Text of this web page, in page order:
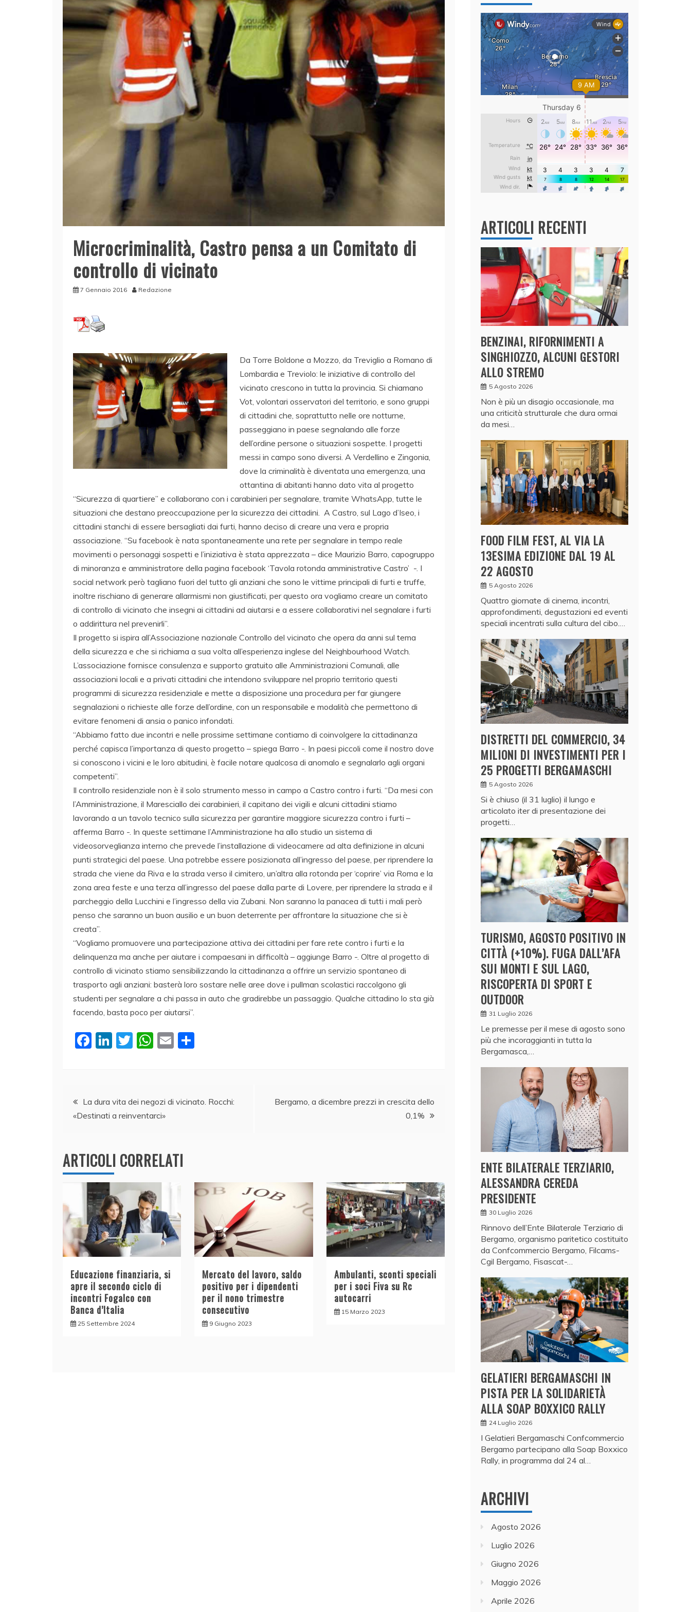
Microcriminalità, Castro pensa a un Comitato di
controllo di vicinato
7 Gennaio 2016 Redazione
Da Torre Boldone a Mozzo, da Treviglio a Romano di
Lombardia e Treviolo: le iniziative di controllo del
vicinato crescono in tutta la provincia. Si chiamano
Vot, volontari osservatori del territorio, e sono gruppi
di cittadini che, soprattutto nelle ore notturne,
passeggiano in paese segnalando alle forze
dell’ordine persone o situazioni sospette. I progetti
messi in campo sono diversi. A Verdellino e Zingonia,
dove la criminalità è diventata una emergenza, una
ottantina di abitanti hanno dato vita al progetto
“Sicurezza di quartiere” e collaborano con i carabinieri per segnalare, tramite WhatsApp, tutte le
situazioni che destano preoccupazione per la sicurezza dei cittadini. A Castro, sul Lago d’Iseo, i
cittadini stanchi di essere bersagliati dai furti, hanno deciso di creare una vera e propria
associazione. “Su facebook è nata spontaneamente una rete per segnalare in tempo reale
movimenti o personaggi sospetti e l’iniziativa è stata apprezzata – dice Maurizio Barro, capogruppo
di minoranza e amministratore della pagina facebook ‘Tavola rotonda amministrative Castro’ -. I
social network però tagliano fuori del tutto gli anziani che sono le vittime principali di furti e truffe,
inoltre rischiano di generare allarmismi non giustificati, per questo ora vogliamo creare un comitato
di controllo di vicinato che insegni ai cittadini ad aiutarsi e a essere collaborativi nel segnalare i furti
o addirittura nel prevenirli”.
Il progetto si ispira all’Associazione nazionale Controllo del vicinato che opera da anni sul tema
della sicurezza e che si richiama a sua volta all’esperienza inglese del Neighbourhood Watch.
L’associazione fornisce consulenza e supporto gratuito alle Amministrazioni Comunali, alle
associazioni locali e a privati cittadini che intendono sviluppare nel proprio territorio questi
programmi di sicurezza residenziale e mette a disposizione una procedura per far giungere
segnalazioni o richieste alle forze dell’ordine, con un responsabile e modalità che permettono di
evitare fenomeni di ansia o panico infondati.
“Abbiamo fatto due incontri e nelle prossime settimane contiamo di coinvolgere la cittadinanza
perché capisca l’importanza di questo progetto – spiega Barro -. In paesi piccoli come il nostro dove
si conoscono i vicini e le loro abitudini, è facile notare qualcosa di anomalo e segnalarlo agli organi
competenti”.
Il controllo residenziale non è il solo strumento messo in campo a Castro contro i furti. “Da mesi con
l’Amministrazione, il Maresciallo dei carabinieri, il capitano dei vigili e alcuni cittadini stiamo
lavorando a un tavolo tecnico sulla sicurezza per garantire maggiore sicurezza contro i furti –
afferma Barro -. In queste settimane l’Amministrazione ha allo studio un sistema di
videosorveglianza interno che prevede l’installazione di videocamere ad alta definizione in alcuni
punti strategici del paese. Una potrebbe essere posizionata all’ingresso del paese, per riprendere la
strada che viene da Riva e la strada verso il cimitero, un’altra alla rotonda per ‘coprire’ via Roma e la
zona area feste e una terza all’ingresso del paese dalla parte di Lovere, per riprendere la strada e il
parcheggio della Lucchini e l’ingresso della via Zubani. Non saranno la panacea di tutti i mali però
penso che saranno un buon ausilio e un buon deterrente per affrontare la situazione che si è
creata”.
“Vogliamo promuovere una partecipazione attiva dei cittadini per fare rete contro i furti e la
delinquenza ma anche per aiutare i compaesani in difficoltà – aggiunge Barro -. Oltre al progetto di
controllo di vicinato stiamo sensibilizzando la cittadinanza a offrire un servizio spontaneo di
trasporto agli anziani: basterà loro sostare nelle aree dove i pullman scolastici raccolgono gli
studenti per segnalare a chi passa in auto che gradirebbe un passaggio. Qualche cittadino lo sta già
facendo, basta poco per aiutarsi”.
F
b
o
k
Li
dI
n
T
W
A
p
E
vi
Navigazione
articoli
La dura vita dei negozi di vicinato. Rocchi:
«Destinati a reinventarci»
Bergamo, a dicembre prezzi in crescita dello
0,1%
ARTICOLI CORRELATI
Educazione finanziaria, si
apre il secondo ciclo di
incontri Fogalco con
Banca d’Italia
25 Settembre 2024
Mercato del lavoro, saldo
positivo per i dipendenti
per il nono trimestre
consecutivo
9 Giugno 2023
Ambulanti, sconti speciali
per i soci Fiva su Rc
autocarri
15 Marzo 2023
ARTICOLI RECENTI
BENZINAI, RIFORNIMENTI A
SINGHIOZZO, ALCUNI GESTORI
ALLO STREMO
5 Agosto 2026
Non è più un disagio occasionale, ma
una criticità strutturale che dura ormai
da mesi…
FOOD FILM FEST, AL VIA LA
13ESIMA EDIZIONE DAL 19 AL
22 AGOSTO
5 Agosto 2026
Quattro giornate di cinema, incontri,
approfondimenti, degustazioni ed eventi
speciali incentrati sulla cultura del cibo.…
DISTRETTI DEL COMMERCIO, 34
MILIONI DI INVESTIMENTI PER I
25 PROGETTI BERGAMASCHI
5 Agosto 2026
Si è chiuso (il 31 luglio) il lungo e
articolato iter di presentazione dei
progetti…
TURISMO, AGOSTO POSITIVO IN
CITTÀ (+10%). FUGA DALL’AFA
SUI MONTI E SUL LAGO,
RISCOPERTA DI SPORT E
OUTDOOR
31 Luglio 2026
Le premesse per il mese di agosto sono
più che incoraggianti in tutta la
Bergamasca,…
ENTE BILATERALE TERZIARIO,
ALESSANDRA CEREDA
PRESIDENTE
30 Luglio 2026
Rinnovo dell’Ente Bilaterale Terziario di
Bergamo, organismo paritetico costituito
da Confcommercio Bergamo, Filcams-
Cgil Bergamo, Fisascat-…
GELATIERI BERGAMASCHI IN
PISTA PER LA SOLIDARIETÀ
ALLA SOAP BOXXICO RALLY
24 Luglio 2026
I Gelatieri Bergamaschi Confcommercio
Bergamo partecipano alla Soap Boxxico
Rally, in programma dal 24 al…
ARCHIVI
Agosto 2026
Luglio 2026
Giugno 2026
Maggio 2026
Aprile 2026